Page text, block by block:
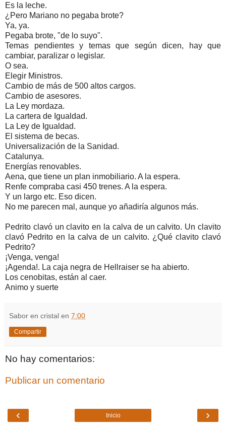
Es la leche.
¿Pero Mariano no pegaba brote?
Ya, ya.
Pegaba brote, "de lo suyo".
Temas pendientes y temas que según dicen, hay que
cambiar, paralizar o legislar.
O sea.
Elegir Ministros.
Cambio de más de 500 altos cargos.
Cambio de asesores.
La Ley mordaza.
La cartera de Igualdad.
La Ley de Igualdad.
El sistema de becas.
Universalización de la Sanidad.
Catalunya.
Energías renovables.
Aena, que tiene un plan inmobiliario. A la espera.
Renfe compraba casi 450 trenes. A la espera.
Y un largo etc. Eso dicen.
No me parecen mal, aunque yo añadiría algunos más.
Pedrito clavó un clavito en la calva de un calvito. Un clavito
clavó Pedrito en la calva de un calvito. ¿Qué clavito clavó
Pedrito?
¡Venga, venga!
¡Agenda!. La caja negra de Hellraiser se ha abierto.
Los cenobitas, están al caer.
Animo y suerte
Sabor en cristal en 7:00
Compartir
No hay comentarios:
Publicar un comentario
‹ ›
Inicio